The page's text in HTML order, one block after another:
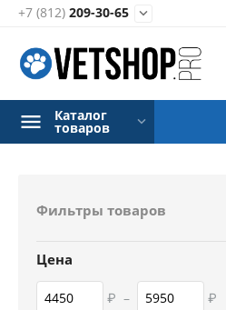
+7 (812) 209-30-65 
Каталог
товаров
Фильтры товаров
Цена
₽ – ₽